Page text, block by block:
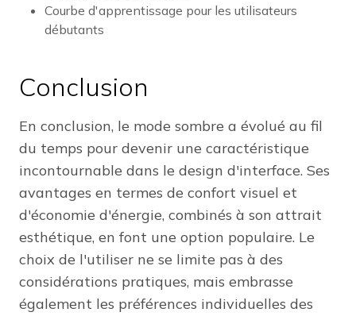
Courbe d'apprentissage pour les utilisateurs
débutants
Conclusion
En conclusion, le mode sombre a évolué au fil
du temps pour devenir une caractéristique
incontournable dans le design d'interface. Ses
avantages en termes de confort visuel et
d'économie d'énergie, combinés à son attrait
esthétique, en font une option populaire. Le
choix de l'utiliser ne se limite pas à des
considérations pratiques, mais embrasse
également les préférences individuelles des